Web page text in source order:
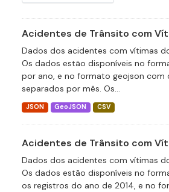
Acidentes de Trânsito com
Dados dos acidentes com vítimas
Os dados estão disponíveis no
por ano, e no formato geojson com
separados por mês. Os...
JSON GeoJSON CSV
Acidentes de Trânsito com
Dados dos acidentes com vítimas
Os dados estão disponíveis no
os registros do ano de 2014, e no